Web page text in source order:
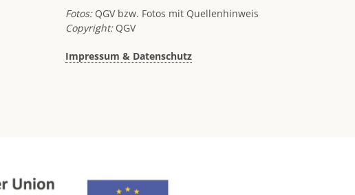
Fotos: QGV bzw. Fotos mit Quellenhinweis
Copyright: QGV
Impressum & Datenschutz